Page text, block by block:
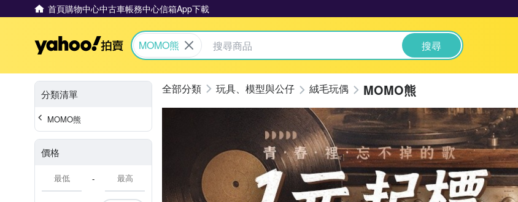
首頁購物中心中古車帳務中心信箱App下載
Yahoo拍賣
MOMO熊 搜尋
分類清單
MOMO熊
價格
-
玩具、模型與公仔 絨毛玩偶 MOMO熊